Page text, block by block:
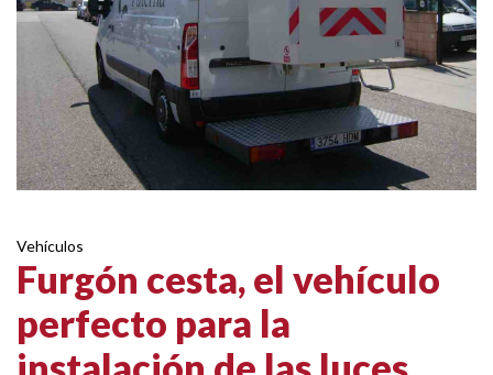
Vehículos
Furgón cesta, el vehículo
perfecto para la